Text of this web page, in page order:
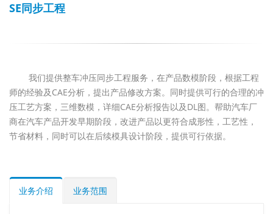
SE同步工程
我们提供整车冲压同步工程服务，在产品数模阶段，根据工程
师的经验及CAE分析，提出产品修改方案。同时提供可行的合理的冲
压工艺方案，三维数模，详细CAE分析报告以及DL图。帮助汽车厂
商在汽车产品开发早期阶段，改进产品以更符合成形性，工艺性，
节省材料，同时可以在后续模具设计阶段，提供可行依据。
业务介绍 业务范围